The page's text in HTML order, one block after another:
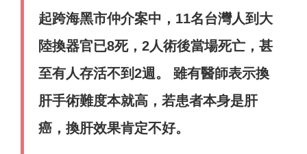
起跨海黑市仲介案中，11名台灣人到大
陸換器官已8死，2人術後當場死亡，甚
至有人存活不到2週。 雖有醫師表示換
肝手術難度本就高，若患者本身是肝
癌，換肝效果肯定不好。